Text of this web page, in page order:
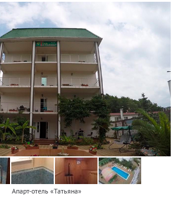
Апарт-отель «Татьяна»